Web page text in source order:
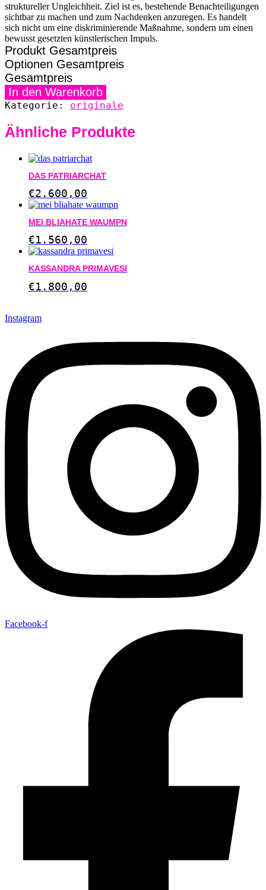
struktureller Ungleichheit. Ziel ist es, bestehende Benachteiligungen
sichtbar zu machen und zum Nachdenken anzuregen. Es handelt
sich nicht um eine diskriminierende Maßnahme, sondern um einen
bewusst gesetzten künstlerischen Impuls.
Produkt Gesamtpreis
Optionen Gesamtpreis
Gesamtpreis
corvus
denuntiatrix
Menge
In den Warenkorb
Kategorie: originale
Ähnliche Produkte
DAS PATRIARCHAT
€2.600,00
MEI BLIAHATE WAUMPN
€1.560,00
KASSANDRA PRIMAVESI
€1.800,00
Instagram
Facebook-f